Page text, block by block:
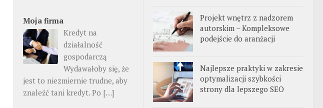
Projekt wnętrz z nadzorem
autorskim – Kompleksowe
podejście do aranżacji
Najlepsze praktyki w zakresie
optymalizacji szybkości
strony dla lepszego SEO
Moja firma
Kredyt na
działalność
gospodarczą
Wydawałoby się, że
jest to niezmiernie trudne, aby
znaleźć tani kredyt. Po […]